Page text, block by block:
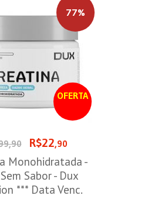
OFERTA
77%
R$22,90
Monohidratada -
Sabor - Dux
*** Data Venc.